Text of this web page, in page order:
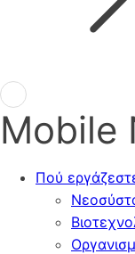
Mobile
Πού